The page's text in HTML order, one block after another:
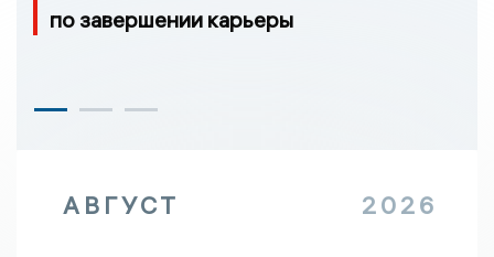
по завершении карьеры
АВГУСТ 2026